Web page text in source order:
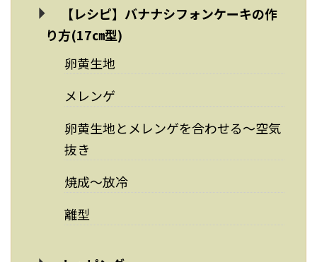
【レシピ】バナナシフォンケーキの作
り方(17㎝型)
卵黄生地
メレンゲ
卵黄生地とメレンゲを合わせる～空気
抜き
焼成～放冷
離型